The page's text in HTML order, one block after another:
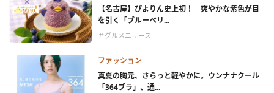
【名古屋】ぴよりん史上初！ 爽やかな紫色が目
を引く「ブルーベリ...
＃グルメニュース
ファッション
真夏の胸元、さらっと軽やかに。ウンナナクール
「364ブラ」、通...